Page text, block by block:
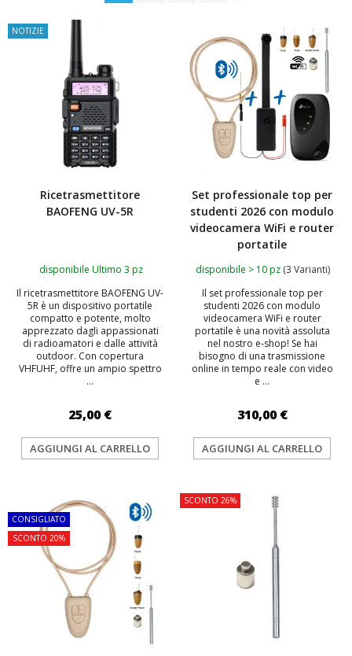
NOTIZIE
Ricetrasmettitore
BAOFENG UV-5R
disponibile Ultimo 3 pz
Il ricetrasmettitore BAOFENG UV-
5R è un dispositivo portatile
compatto e potente, molto
apprezzato dagli appassionati
di radioamatori e dalle attività
outdoor. Con copertura
VHFUHF, offre un ampio spettro
...
25,00 €
AGGIUNGI AL CARRELLO
Set professionale top per
studenti 2026 con modulo
videocamera WiFi e router
portatile
disponibile > 10 pz (3 Varianti)
Il set professionale top per
studenti 2026 con modulo
videocamera WiFi e router
portatile è una novità assoluta
nel nostro e-shop! Se hai
bisogno di una trasmissione
online in tempo reale con video
e ...
310,00 €
AGGIUNGI AL CARRELLO
CONSIGLIATO
SCONTO 20%
SCONTO 26%